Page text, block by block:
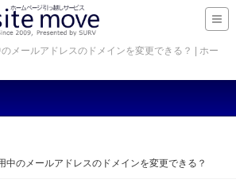
メールアドレスのドメインを変更できる？ | ホー
中のメールアドレスのドメインを変更できる？